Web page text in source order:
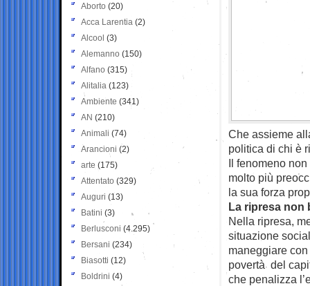
Che assieme
politica di chi è
Il fenomeno
molto più
la sua forza
La ripresa non
Nella ripresa,
situazione
maneggiare
povertà del
che penalizza
Aborto (20)
Acca Larentia (2)
Alcool (3)
Alemanno (150)
Alfano (315)
Alitalia (123)
Ambiente (341)
AN (210)
Animali (74)
Arancioni (2)
arte (175)
Attentato (329)
Auguri (13)
Batini (3)
Berlusconi (4.295)
Bersani (234)
Biasotti (12)
Boldrini (4)